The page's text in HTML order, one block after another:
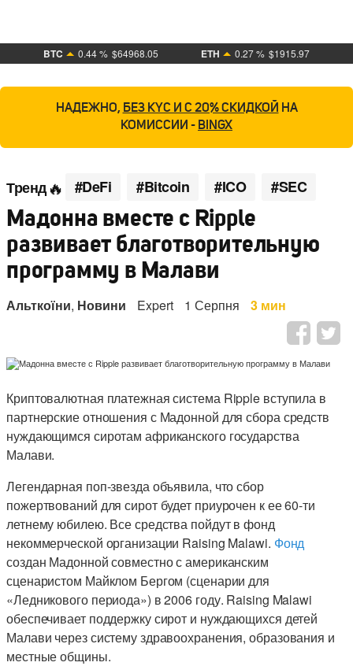
BTC 0.44 % $64968.05 ETH 0.27 % $1915.97
НАДЕЖНО, БЕЗ KYC И С 20% СКИДКОЙ НА
КОМИССИИ - BINGX
Тренд #DeFi #Bitcoin #ICO #SEC
Мадонна вместе с Ripple
развивает благотворительную
программу в Малави
Альткоїни, Новини Expert 1 Серпня 3 мин
Криптовалютная платежная система Ripple вступила в
партнерские отношения с Мадонной для сбора средств
нуждающимся сиротам африканского государства
Малави.
Легендарная поп-звезда объявила, что сбор
пожертвований для сирот будет приурочен к ее 60-ти
летнему юбилею. Все средства пойдут в фонд
некоммерческой организации Raising Malawi. Фонд
создан Мадонной совместно с американским
сценаристом Майклом Бергом (сценарии для
«Ледникового периода») в 2006 году. Raising Malawi
обеспечивает поддержку сирот и нуждающихся детей
Малави через систему здравоохранения, образования и
местные общины.